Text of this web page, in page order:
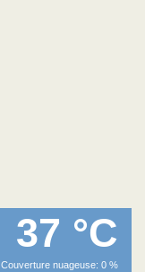
37 °C
Couverture nuageuse: 0 %